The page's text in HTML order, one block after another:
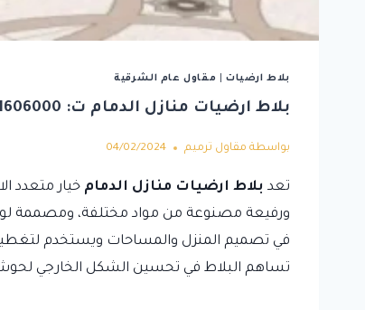
بلاط ارضيات| مقاول عام الشرقية
بلاط ارضيات منازل الدمام ت: 05371606000 بلاط ارضيات احواش الخبر – معلم بلاط الشرقية
بواسطة مقاول ترميم 04/02/2024
تعد بلاط ارضيات منازل الدمام خيار متعدد
ورفيعة مصنوعة من مواد مختلفة، ومصممة
في تصميم المنزل والمساحات ويستخدم لتغطية
تساهم البلاط في تحسين الشكل الخارجي